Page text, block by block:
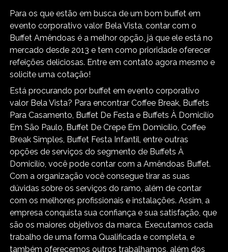
Para os que estão em busca de um bom buffet em
evento corporativo valor Bela Vista, contar com o
Buffet Amêndoas é a melhor opção, já que ele está no
mercado desde 2013 e tem como prioridade oferecer
refeições deliciosas. Entre em contato agora mesmo e
solicite uma cotação!
Está procurando por buffet em evento corporativo
valor Bela Vista? Para encontrar Coffee Break, Buffets
Para Casamento, Buffet De Festa e Buffets À Domicilío
Em São Paulo, Buffet De Crepe Em Domicílio, Coffee
Break Simples, Buffet Festa Infantil, entre outras
opções de serviços do segmento de Buffets À
Domicilío, você pode contar com a Amêndoas Buffet.
Com a organização você consegue tirar as suas
dúvidas sobre os serviços do ramo, além de contar
com os melhores profissionais e instalações. Assim, a
empresa conquista sua confiança e sua satisfação, que
são os maiores objetivos da marca. Executamos cada
trabalho de uma forma Qualificada e completa, e
também oferecemos outros trabalhamos, além dos